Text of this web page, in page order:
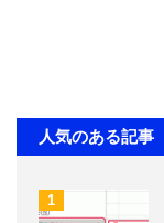
人気のある記事
1